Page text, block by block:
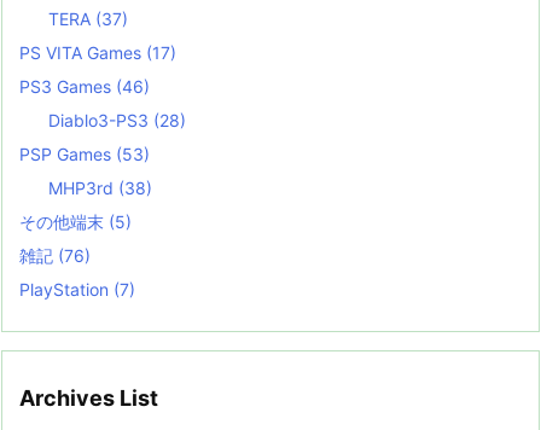
TERA (37)
PS VITA Games (17)
PS3 Games (46)
Diablo3-PS3 (28)
PSP Games (53)
MHP3rd (38)
その他端末 (5)
雑記 (76)
PlayStation (7)
Archives List